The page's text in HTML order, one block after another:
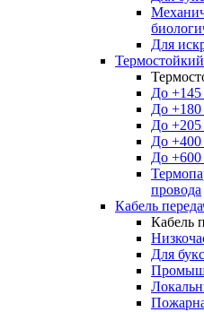
Для
До
До +180
До
До +400
До
провода
Кабель
Кабель
Для